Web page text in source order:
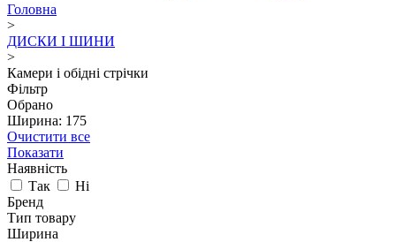
Головна
>
ДИСКИ І ШИНИ
>
Камери і обідні стрічки
Фільтр
Обрано
Ширина: 175
Очистити все
Показати
Наявність
Так
Ні
Бренд
Тип товару
Ширина